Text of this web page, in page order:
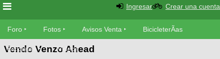
Foro
Foro
Fotos
Ingresar Crear una cuenta
Foro Fotos Avisos Venta BicicleterÃ­as
Bicicletas Videos
Vendo Venzo Ahead